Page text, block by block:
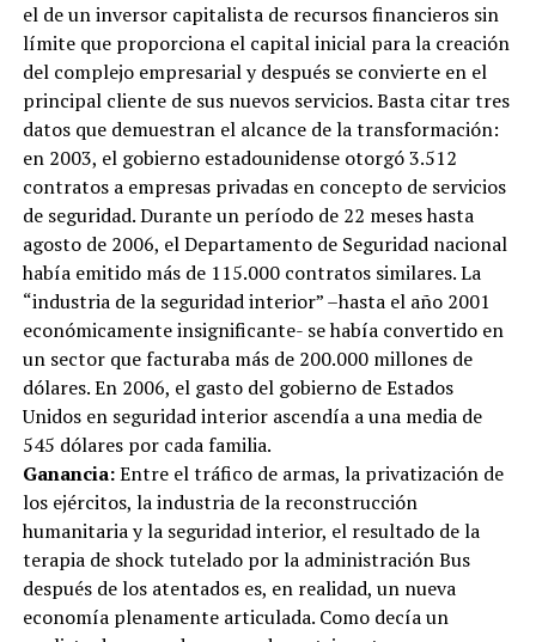
el de un inversor capitalista de recursos financieros sin
límite que proporciona el capital inicial para la creación
del complejo empresarial y después se convierte en el
principal cliente de sus nuevos servicios. Basta citar tres
datos que demuestran el alcance de la transformación:
en 2003, el gobierno estadounidense otorgó 3.512
contratos a empresas privadas en concepto de servicios
de seguridad. Durante un período de 22 meses hasta
agosto de 2006, el Departamento de Seguridad nacional
había emitido más de 115.000 contratos similares. La
“industria de la seguridad interior” –hasta el año 2001
económicamente insignificante- se había convertido en
un sector que facturaba más de 200.000 millones de
dólares. En 2006, el gasto del gobierno de Estados
Unidos en seguridad interior ascendía a una media de
545 dólares por cada familia.
Ganancia:Entre el tráfico de armas, la privatización de
los ejércitos, la industria de la reconstrucción
humanitaria y la seguridad interior, el resultado de la
terapia de shock tutelado por la administración Bus
después de los atentados es, en realidad, un nueva
economía plenamente articulada. Como decía un